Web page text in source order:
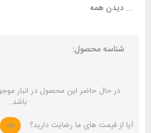
... دیدن همه
شناسه محصول:
در حال حاضر این محصول در انبار
باشد.
آیا از قیمت های ما رضایت دارید؟
بله